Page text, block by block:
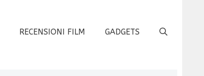
RECENSIONI FILM GADGETS